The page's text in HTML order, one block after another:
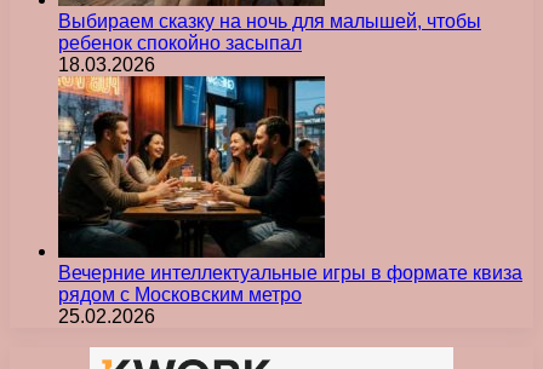
Выбираем сказку на ночь для малышей, чтобы
ребенок спокойно засыпал
18.03.2026
Вечерние интеллектуальные игры в формате квиза
рядом с Московским метро
25.02.2026